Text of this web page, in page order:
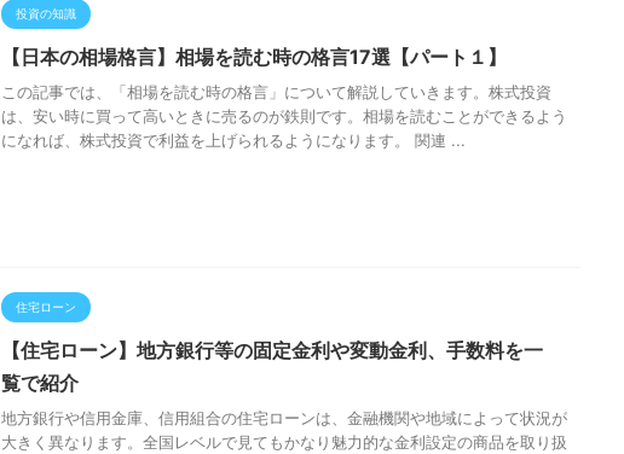
投資の知識
【日本の相場格言】相場を読む時の格言17選【パート１】
この記事では、「相場を読む時の格言」について解説していきます。株式投資
は、安い時に買って高いときに売るのが鉄則です。相場を読むことができるよう
になれば、株式投資で利益を上げられるようになります。 関連 ...
住宅ローン
【住宅ローン】地方銀行等の固定金利や変動金利、手数料を一
覧で紹介
地方銀行や信用金庫、信用組合の住宅ローンは、金融機関や地域によって状況が
大きく異なります。全国レベルで見てもかなり魅力的な金利設定の商品を取り扱